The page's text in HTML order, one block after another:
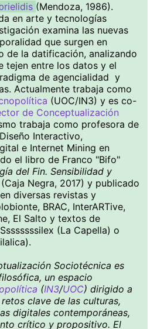
(Mendoza, 1986).
en arte y tecnologías
examina las nuevas
que surgen en
de la datificación, analizando
tejen entre los datos y el
de agencialidad y
Actualmente trabaja como
(UOC/IN3) y es co-
de Conceptualización
trabaja como profesora de
Interactivo,
e Internet Mining en
el libro de Franco "Bifo"
del Fin. Sensibilidad y
(Caja Negra, 2017) y publicado
diversas revistas y
BRAC, InterARTive,
El Salto y textos de
(La Capella) o
Sociotécnica es
un espacio
(IN3/UOC) dirigido a
clave de las culturas,
digitales contemporáneas,
crítico y propositivo. El